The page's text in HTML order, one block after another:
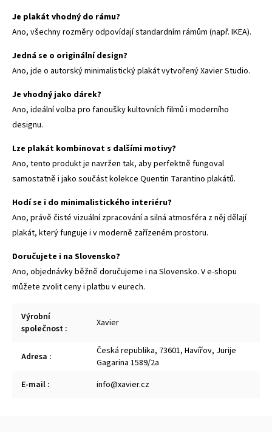
Je plakát vhodný do rámu?
Ano, všechny rozměry odpovídají standardním rámům (např. IKEA).
Jedná se o originální design?
Ano, jde o autorský minimalistický plakát vytvořený Xavier Studio.
Je vhodný jako dárek?
Ano, ideální volba pro fanoušky kultovních filmů i moderního
designu.
Lze plakát kombinovat s dalšími motivy?
Ano, tento produkt je navržen tak, aby perfektně fungoval
samostatně i jako součást kolekce Quentin Tarantino plakátů.
Hodí se i do minimalistického interiéru?
Ano, právě čisté vizuální zpracování a silná atmosféra z něj dělají
plakát, který funguje i v moderně zařízeném prostoru.
Doručujete i na Slovensko?
Ano, objednávky běžně doručujeme i na Slovensko. V e-shopu
můžete zvolit ceny i platbu v eurech.
Výrobní
společnost : Xavier
Adresa :
Česká republika, 73601, Havířov, Jurije
Gagarina 1589/2a
E-mail : info@xavier.cz